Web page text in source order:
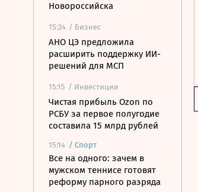
Новороссийска
15:24 / Бизнес
АНО ЦЭ предложила
расширить поддержку ИИ-
решений для МСП
15:15 / Инвестиции
Чистая прибыль Ozon по
РСБУ за первое полугодие
составила 15 млрд рублей
15:14 / Спорт
Все на одного: зачем в
мужском теннисе готовят
реформу парного разряда